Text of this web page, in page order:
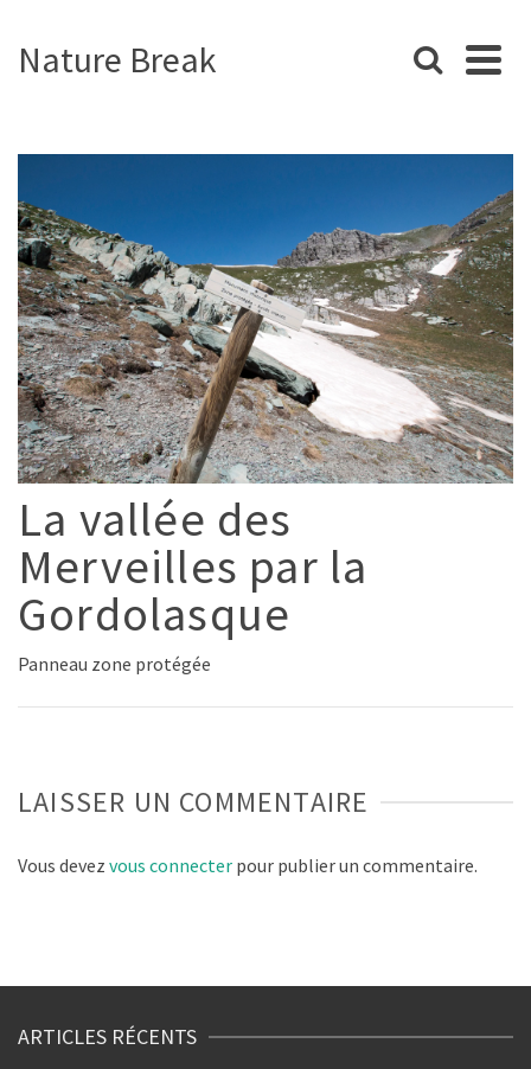
Nature Break
La vallée des
Merveilles par la
Gordolasque
Panneau zone protégée
LAISSER UN COMMENTAIRE
Vous devez vous connecter pour publier un commentaire.
ARTICLES RÉCENTS